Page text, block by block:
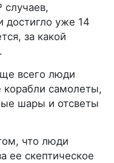
случаев,
достигло уже 14
за какой
всего люди
самолеты,
шары и отсветы
что люди
ее скептическое